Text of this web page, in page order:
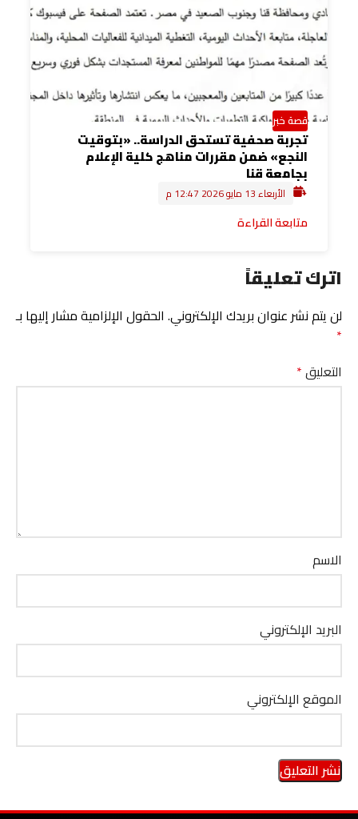
قصة خبر
تجربة صحفية تستحق الدراسة.. «بتوقيت
النجع» ضمن مقررات مناهج كلية الإعلام
بجامعة قنا
الأربعاء 13 مايو 2026 12:47 م
متابعة القراءة
اترك تعليقاً
لن يتم نشر عنوان بريدك الإلكتروني. الحقول الإلزامية مشار إليها بـ
*
التعليق*
الاسم
البريد الإلكتروني
الموقع الإلكتروني